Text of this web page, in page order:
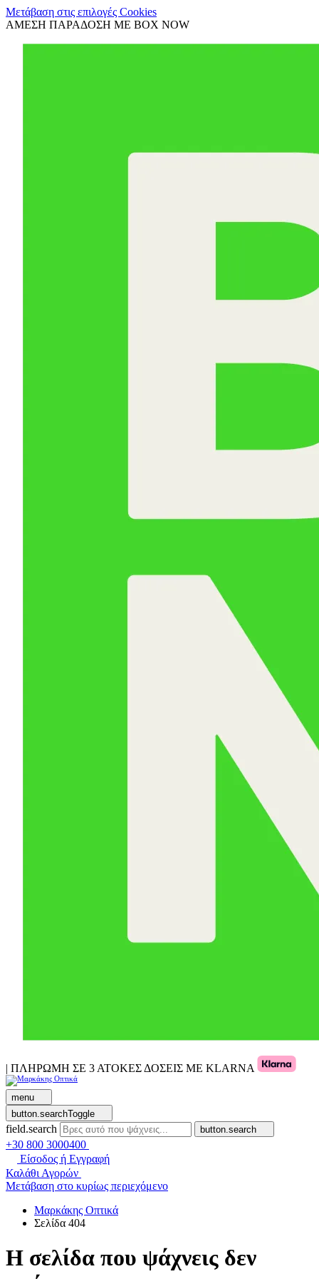
Μετάβαση στις επιλογές Cookies
ΑΜΕΣΗ ΠΑΡΑΔΟΣΗ ΜΕ BOX NOW
| ΠΛΗΡΩΜΗ ΣΕ 3 ΑΤΟΚΕΣ ΔΟΣΕΙΣ ΜΕ KLARNA
menu
button.searchToggle
field.search button.search
+30 800 3000400
Είσοδος ή Εγγραφή
Καλάθι Αγορών
Μετάβαση στο κυρίως περιεχόμενο
Μαρκάκης Οπτικά
Σελίδα 404
Η σελίδα που ψάχνεις δεν